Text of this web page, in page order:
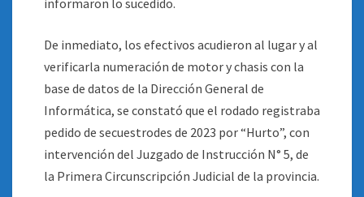
informaron lo sucedido.
De inmediato, los efectivos acudieron al lugar y al
verificarla numeración de motor y chasis con la
base de datos de la Dirección General de
Informática, se constató que el rodado registraba
pedido de secuestrodes de 2023 por “Hurto”, con
intervención del Juzgado de Instrucción N° 5, de
la Primera Circunscripción Judicial de la provincia.